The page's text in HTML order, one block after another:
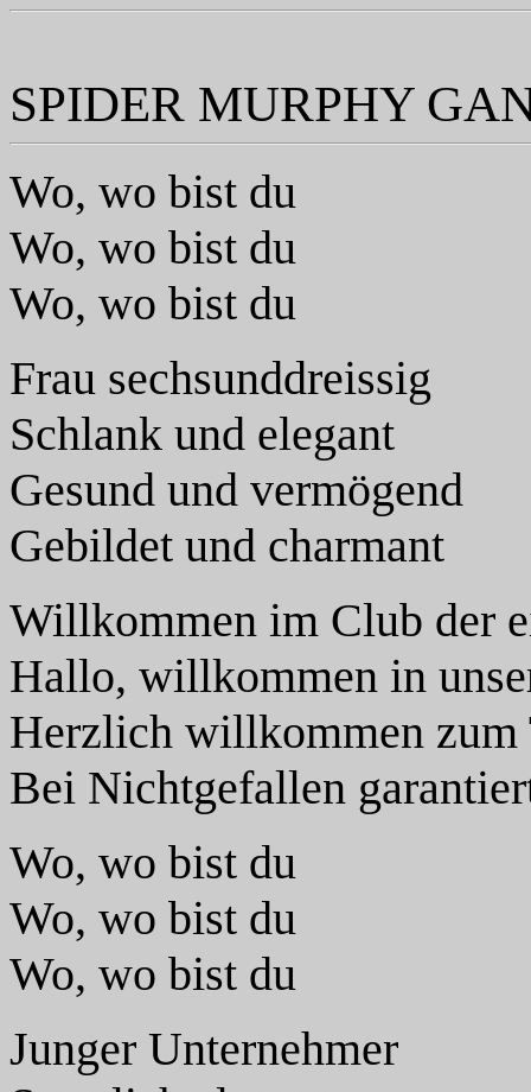
SPIDER MURPHY
Wo, wo bist du
Wo, wo bist du
Wo, wo bist du
Frau sechsunddreissig
Schlank und elegant
Gesund und vermögend
Gebildet und charmant
Willkommen im Club der
Hallo, willkommen in
Herzlich willkommen zum
Bei Nichtgefallen
Wo, wo bist du
Wo, wo bist du
Wo, wo bist du
Junger Unternehmer